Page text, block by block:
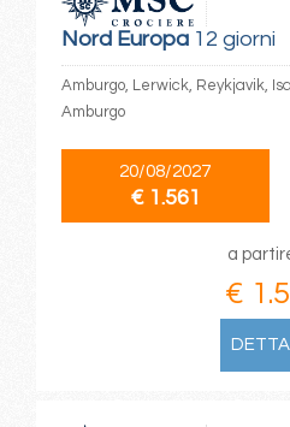
Nord Europa12 giorni
Amburgo, Lerwick, Reykjavik,
Amburgo
20/08/2027
€ 1.561
a
€